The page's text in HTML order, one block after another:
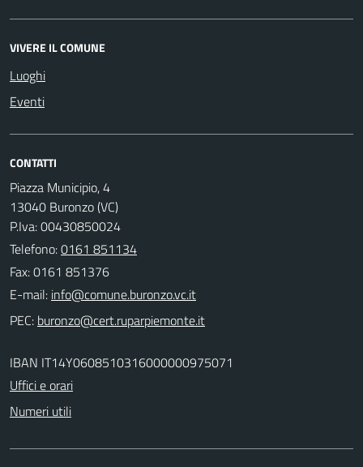
VIVERE IL COMUNE
Luoghi
Eventi
CONTATTI
Piazza Municipio, 4
13040 Buronzo (VC)
P.Iva: 00430850024
Telefono:0161 851134
Fax: 0161 851376
E-mail:
PEC:
IBAN IT14Y0608510316000000975071
Uffici e orari
Numeri utili